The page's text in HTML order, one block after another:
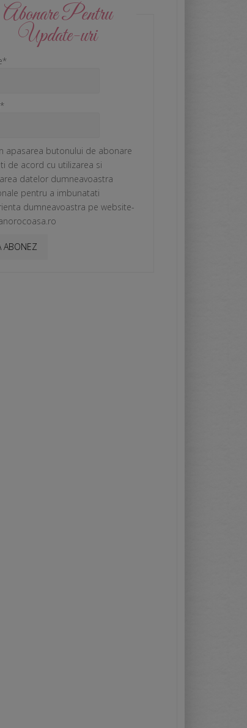
Abonare Pentru
Update-uri
apasarea butonului de abonare
de acord cu utilizarea si
datelor dumneavoastra
pentru a imbunatati
dumneavoastra pe website-